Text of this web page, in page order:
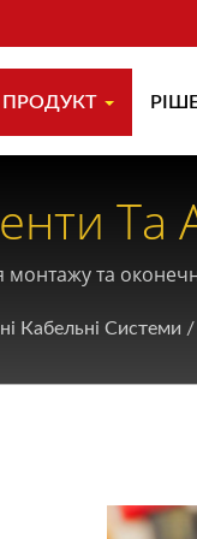
ПРОДУКТ
Та
та
Кабельні Системи /